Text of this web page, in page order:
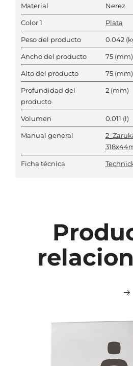
Material Nerez
Color 1 Plata
Peso del producto 0.042
Ancho del producto 75 (mm)
Alto del producto 75 (mm)
Profundidad del
producto
2 (mm)
Volumen 0.011 (l)
Manual general
Ficha técnica